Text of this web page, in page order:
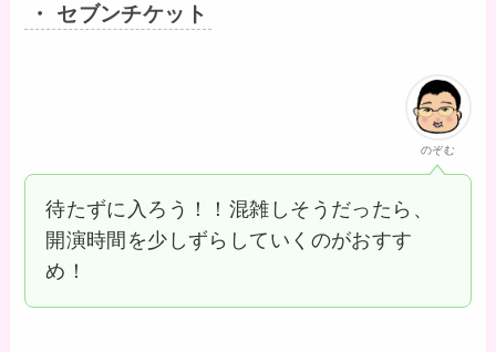
・ セブンチケット
のぞむ
待たずに入ろう！！混雑しそうだったら、
開演時間を少しずらしていくのがおすす
め！